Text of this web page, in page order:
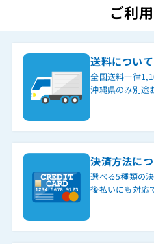
ご利
送料について
全国送料一律
沖縄県のみ別途
決済方法に
選べる5種類の
後払いにも対応